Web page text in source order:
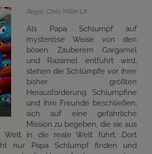
Regie: Chris Miller LX
Als Papa Schlumpf auf
mysteriöse Weise von den
bösen Zauberern Gargamel
und Razamel entführt wird,
stehen die Schlümpfe vor ihrer
bisher größten
Herausforderung. Schlumpfine
und ihre Freunde beschließen,
sich auf eine gefährliche
Mission zu begeben, die sie aus
Welt in die reale Welt führt. Dort
nur Papa Schlumpf finden und